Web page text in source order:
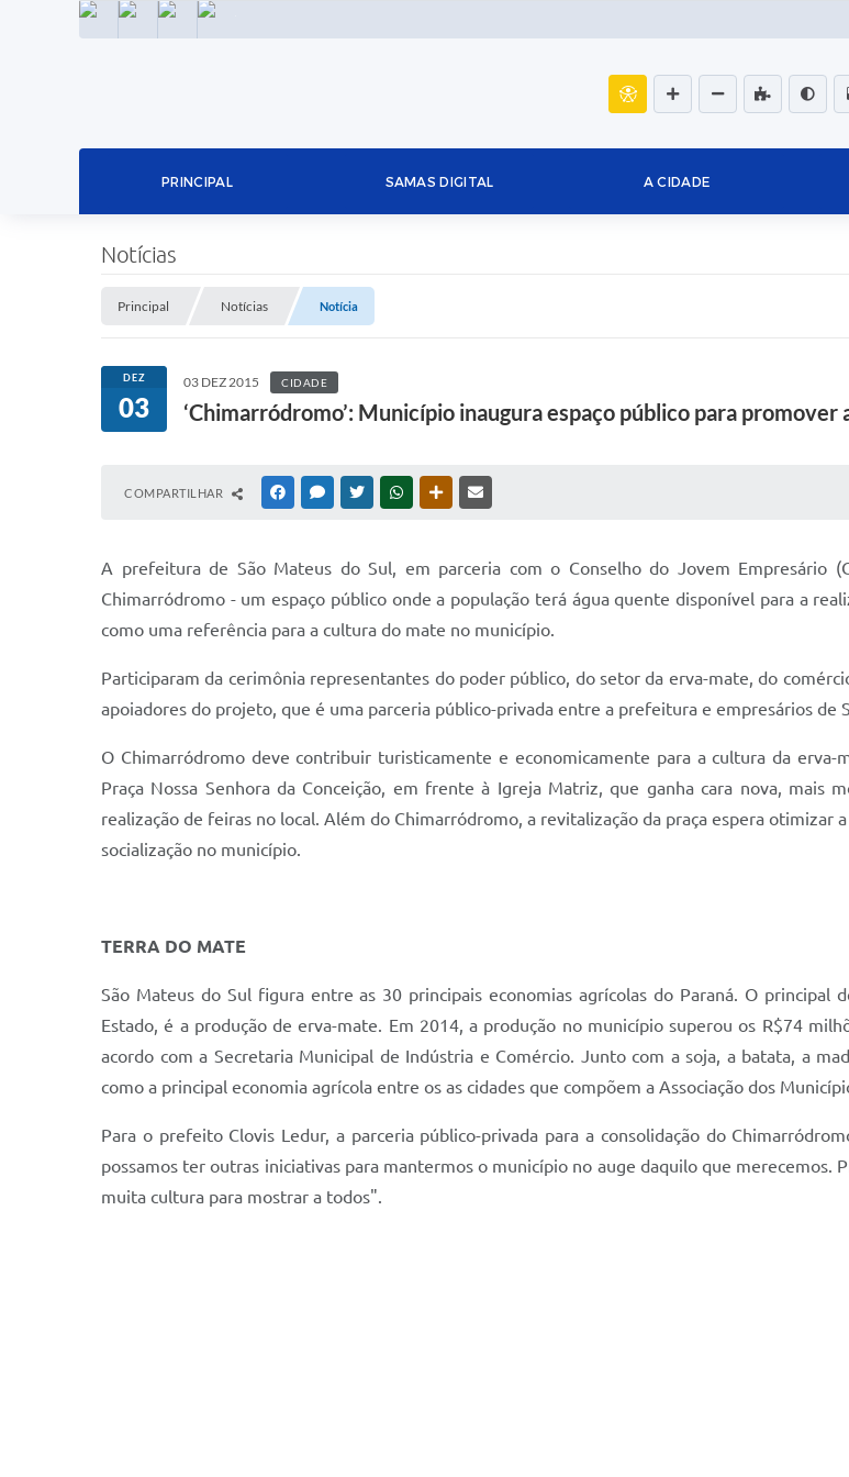
INSTAGRAMFACEBOOKLINKEDIN
PRINCIPAL SAMAS DIGITAL A CIDADE
Notícias
Principal Notícias Notícia
DEZ
03
03 DEZ 2015 CIDADE
‘Chimarródromo’: Município inaugura espaço público para promover
COMPARTILHAR FACEBOOKMESSENGER
TWITTERWHATSAPPOUTRAS MÍDIAS
A prefeitura de São Mateus do Sul, em parceria com o Conselho do Jovem Empresário
Chimarródromo - um espaço público onde a população terá água quente disponível para a
como uma referência para a cultura do mate no município.
Participaram da cerimônia representantes do poder público, do setor da erva-mate, do
apoiadores do projeto, que é uma parceria público-privada entre a prefeitura e empresários de
O Chimarródromo deve contribuir turisticamente e economicamente para a cultura da
Praça Nossa Senhora da Conceição, em frente à Igreja Matriz, que ganha cara nova, mais
realização de feiras no local. Além do Chimarródromo, a revitalização da praça espera otimizar
socialização no município.
TERRA DO MATE
São Mateus do Sul figura entre as 30 principais economias agrícolas do Paraná. O
Estado, é a produção de erva-mate. Em 2014, a produção no município superou os R$74
acordo com a Secretaria Municipal de Indústria e Comércio. Junto com a soja, a batata, a
como a principal economia agrícola entre os as cidades que compõem a Associação dos
Para o prefeito Clovis Ledur, a parceria público-privada para a consolidação do
possamos ter outras iniciativas para mantermos o município no auge daquilo que merecemos.
muita cultura para mostrar a todos".